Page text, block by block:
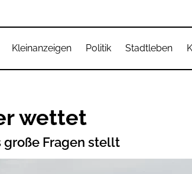
Kleinanzeigen Politik Stadtleben
wettet
große Fragen stellt